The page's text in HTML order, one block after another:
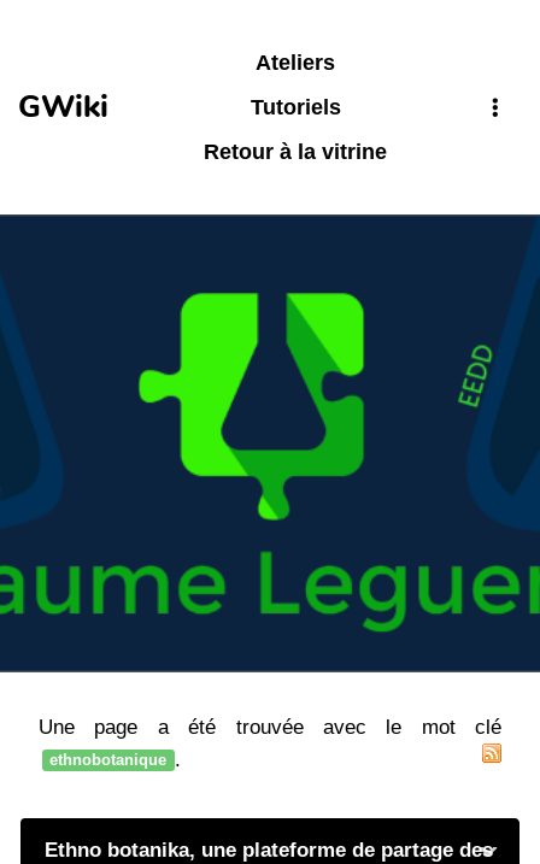
GWiki
Ateliers
Tutoriels
Retour à la vitrine
Une page a été trouvée avec le mot clé
ethnobotanique .
Ethno botanika, une plateforme de partage des